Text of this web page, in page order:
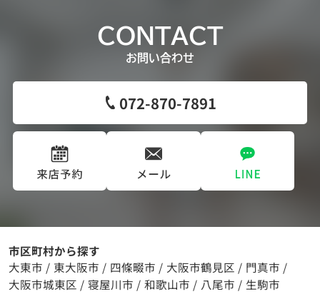
CONTACT
お問い合わせ
072-870-7891
市区町村から探す
大東市 / 東大阪市 / 四條畷市 / 大阪市鶴見区 / 門真市 /
大阪市城東区 / 寝屋川市 / 和歌山市 / 八尾市 / 生駒市